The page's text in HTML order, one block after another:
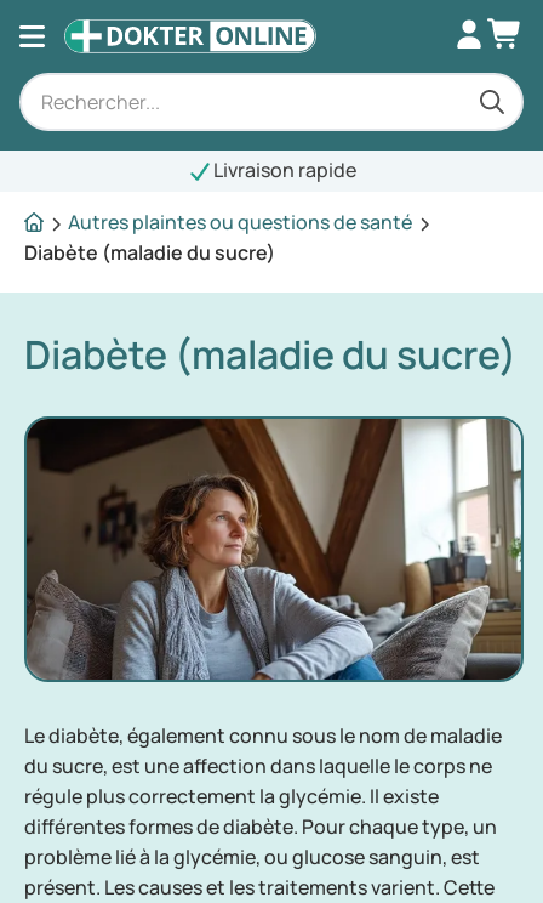
Livraison rapide
Autres plaintes ou questions de santé
Diabète (maladie du sucre)
Diabète (maladie du sucre)
Le diabète, également connu sous le nom de maladie
du sucre, est une affection dans laquelle le corps ne
régule plus correctement la glycémie. Il existe
différentes formes de diabète. Pour chaque type, un
problème lié à la glycémie, ou glucose sanguin, est
présent. Les causes et les traitements varient. Cette